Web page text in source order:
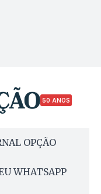
50 ANOS
OPÇÃO
WHATSAPP